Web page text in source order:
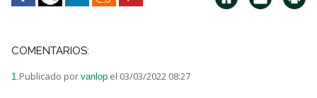
COMENTARIOS:
1.Publicado por vanlop el 03/03/2022 08:27